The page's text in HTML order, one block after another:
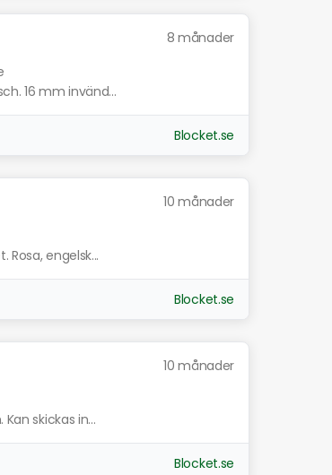
8 månader
16 mm invänd...
Blocket.se
10 månader
engelsk...
Blocket.se
10 månader
skickas in...
Blocket.se